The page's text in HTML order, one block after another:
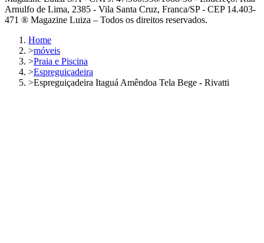
Arnulfo de Lima, 2385 - Vila Santa Cruz, Franca/SP - CEP 14.403-
471 ® Magazine Luiza – Todos os direitos reservados.
Home
>móveis
>Praia e Piscina
>Espreguiçadeira
>Espreguiçadeira Itaguá Amêndoa Tela Bege - Rivatti